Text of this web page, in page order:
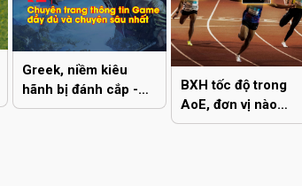
Greek, niềm kiêu
hãnh bị đánh cắp -
Phần 1
BXH tốc độ trong
AoE, đơn vị nào
"chạy" nhanh nhất?